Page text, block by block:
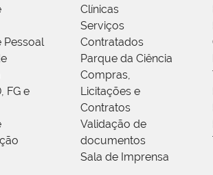
Pessoal
FG e
Clínicas
Serviços
Contratados
Parque da Ciência
Compras,
Licitações e
Contratos
Validação de
documentos
Sala de Imprensa